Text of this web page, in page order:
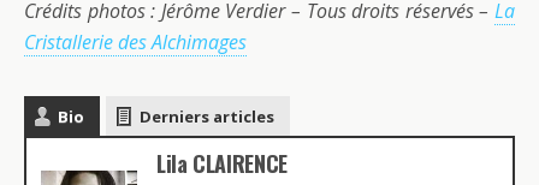
Crédits photos : Jérôme Verdier – Tous droits réservés – La
Cristallerie des Alchimages
Bio Derniers articles
Lila CLAIRENCE